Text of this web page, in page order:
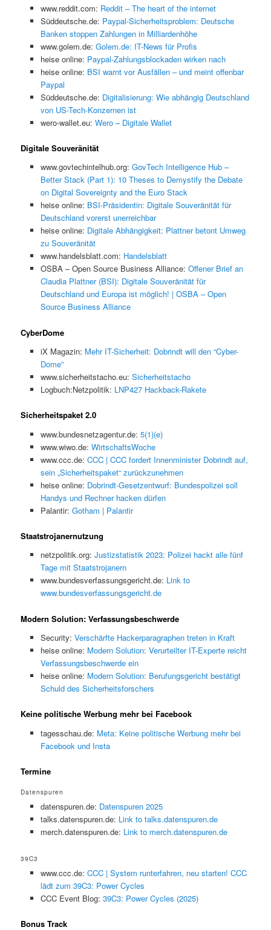
www.reddit.com: Reddit – The heart of the internet
Süddeutsche.de: Paypal-Sicherheitsproblem: Deutsche
Banken stoppen Zahlungen in Milliardenhöhe
www.golem.de: Golem.de: IT-News für Profis
heise online: Paypal-Zahlungsblockaden wirken nach
heise online: BSI warnt vor Ausfällen – und meint offenbar
Paypal
Süddeutsche.de: Digitalisierung: Wie abhängig Deutschland
von US-Tech-Konzernen ist
wero-wallet.eu: Wero – Digitale Wallet
Digitale Souveränität
www.govtechintelhub.org: GovTech Intelligence Hub –
Better Stack (Part 1): 10 Theses to Demystify the Debate
on Digital Sovereignty and the Euro Stack
heise online: BSI-Präsidentin: Digitale Souveränität für
Deutschland vorerst unerreichbar
heise online: Digitale Abhängigkeit: Plattner betont Umweg
zu Souveränität
www.handelsblatt.com: Handelsblatt
OSBA – Open Source Business Alliance: Offener Brief an
Claudia Plattner (BSI): Digitale Souveränität für
Deutschland und Europa ist möglich! | OSBA – Open
Source Business Alliance
CyberDome
iX Magazin: Mehr IT-Sicherheit: Dobrindt will den “Cyber-
Dome”
www.sicherheitstacho.eu: Sicherheitstacho
Logbuch:Netzpolitik: LNP427 Hackback-Rakete
Sicherheitspaket 2.0
www.bundesnetzagentur.de: 5(1)(e)
www.wiwo.de: WirtschaftsWoche
www.ccc.de: CCC | CCC fordert Innenminister Dobrindt auf,
sein „Sicherheitspaket“ zurückzunehmen
heise online: Dobrindt-Gesetzentwurf: Bundespolizei soll
Handys und Rechner hacken dürfen
Palantir: Gotham | Palantir
Staatstrojanernutzung
netzpolitik.org: Justizstatistik 2023: Polizei hackt alle fünf
Tage mit Staatstrojanern
www.bundesverfassungsgericht.de: Link to
www.bundesverfassungsgericht.de
Modern Solution: Verfassungsbeschwerde
Security: Verschärfte Hackerparagraphen treten in Kraft
heise online: Modern Solution: Verurteilter IT-Experte reicht
Verfassungsbeschwerde ein
heise online: Modern Solution: Berufungsgericht bestätigt
Schuld des Sicherheitsforschers
Keine politische Werbung mehr bei Facebook
tagesschau.de: Meta: Keine politische Werbung mehr bei
Facebook und Insta
Termine
Datenspuren
datenspuren.de: Datenspuren 2025
talks.datenspuren.de: Link to talks.datenspuren.de
merch.datenspuren.de: Link to merch.datenspuren.de
39C3
www.ccc.de: CCC | System runterfahren, neu starten! CCC
lädt zum 39C3: Power Cycles
CCC Event Blog: 39C3: Power Cycles (2025)
Bonus Track